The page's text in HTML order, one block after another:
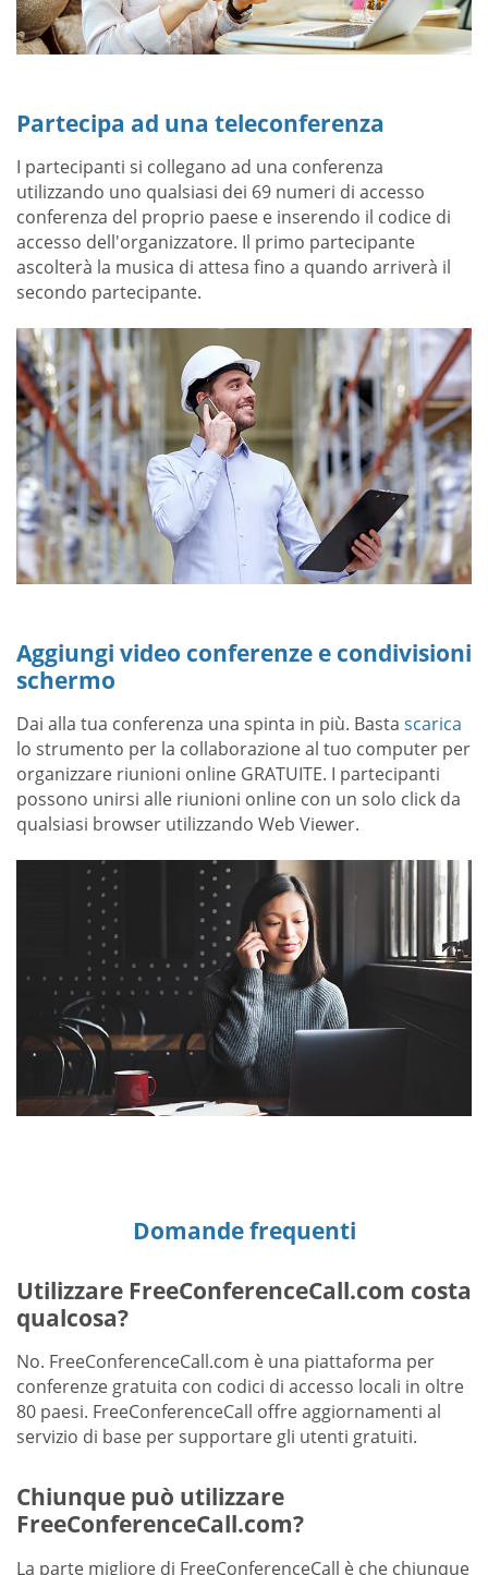
Partecipa ad una teleconferenza
I partecipanti si collegano ad una conferenza
utilizzando uno qualsiasi dei 69 numeri di accesso
conferenza del proprio paese e inserendo il codice di
accesso dell'organizzatore. Il primo partecipante
ascolterà la musica di attesa fino a quando arriverà il
secondo partecipante.
Aggiungi video conferenze e condivisioni
schermo
Dai alla tua conferenza una spinta in più. Basta scarica
lo strumento per la collaborazione al tuo computer per
organizzare riunioni online GRATUITE. I partecipanti
possono unirsi alle riunioni online con un solo click da
qualsiasi browser utilizzando Web Viewer.
Domande frequenti
Utilizzare FreeConferenceCall.com costa
qualcosa?
No. FreeConferenceCall.com è una piattaforma per
conferenze gratuita con codici di accesso locali in oltre
80 paesi. FreeConferenceCall offre aggiornamenti al
servizio di base per supportare gli utenti gratuiti.
Chiunque può utilizzare
FreeConferenceCall.com?
La parte migliore di FreeConferenceCall è che chiunque